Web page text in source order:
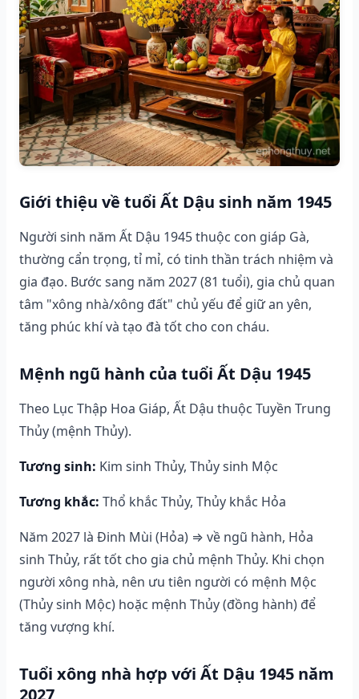
Giới thiệu về tuổi Ất Dậu sinh năm 1945
Người sinh năm Ất Dậu 1945 thuộc con giáp Gà,
thường cẩn trọng, tỉ mỉ, có tinh thần trách nhiệm và
gia đạo. Bước sang năm 2027 (81 tuổi), gia chủ quan
tâm "xông nhà/xông đất" chủ yếu để giữ an yên,
tăng phúc khí và tạo đà tốt cho con cháu.
Mệnh ngũ hành của tuổi Ất Dậu 1945
Theo Lục Thập Hoa Giáp, Ất Dậu thuộc Tuyền Trung
Thủy (mệnh Thủy).
Tương sinh: Kim sinh Thủy, Thủy sinh Mộc
Tương khắc: Thổ khắc Thủy, Thủy khắc Hỏa
Năm 2027 là Đinh Mùi (Hỏa) ⇒ về ngũ hành, Hỏa
sinh Thủy, rất tốt cho gia chủ mệnh Thủy. Khi chọn
người xông nhà, nên ưu tiên người có mệnh Mộc
(Thủy sinh Mộc) hoặc mệnh Thủy (đồng hành) để
tăng vượng khí.
Tuổi xông nhà hợp với Ất Dậu 1945 năm
2027